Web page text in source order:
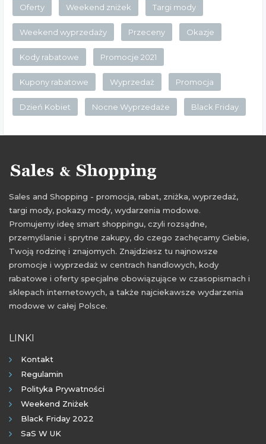
Oferty Weekend zniżek Targi mody
Weekend wyprzedaży Przeceny Okazje
Kody rabatowe Promocje 2021
Kupony rabatowe Wyprzedaż Promocja
Dzień Kobiet Nocne Wyprzedaże Black Friday
Sales and Shopping - promocja, rabat, zniżka, wyprzedaż,
targi mody, pokazy mody, wydarzenia modowe.
Promujemy ideę smart shoppingu, czyli rozsądne,
przemyślanie i sprytne zakupy, do czego zachęcamy Ciebie,
Twoją rodzinę i znajomych. Znajdziesz tu najnowsze
promocje i wyprzedaż w centrach handlowych, kody
rabatowe i oferty specjalne obowiązujące w czasopismach i
sklepach internetowych, a także najciekawsze wydarzenia
modowe w całej Polsce.
LINKI
Kontakt
Regulamin
Polityka Prywatności
Weekend Zniżek
Black Friday 2022
SaS W UK